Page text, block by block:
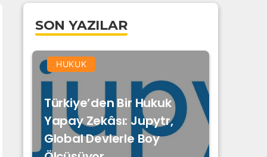
SON YAZILAR
HUKUK
Türkiye’den Bir Hukuk
Yapay Zekâsı: Jupytr,
Global Devlerle Boy